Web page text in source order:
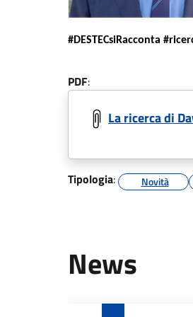
#DESTECsiRacconta
PDF:
La ricerca di
Tipologia: Novità
News